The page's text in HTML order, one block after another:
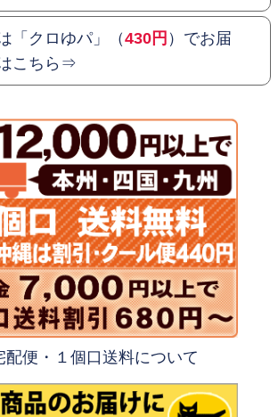
「クロゆパ」（430円 ）でお届
こちら⇒
配便・１個口送料について